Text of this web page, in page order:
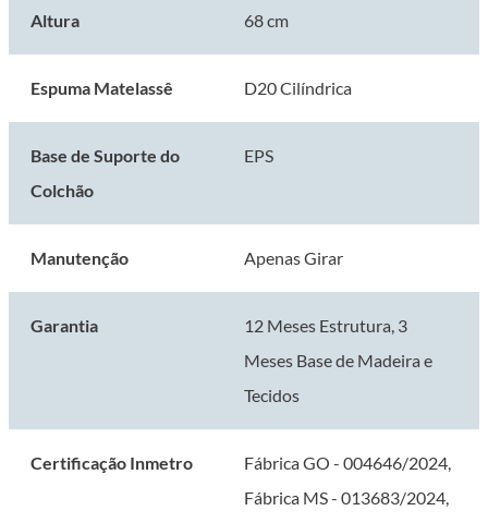
Altura 68 cm
Espuma Matelassê D20 Cilíndrica
Base de Suporte do
Colchão
EPS
Manutenção Apenas Girar
Garantia
12 Meses Estrutura, 3
Meses Base de Madeira e
Tecidos
Certificação Inmetro
Fábrica GO - 004646/2024,
Fábrica MS - 013683/2024,